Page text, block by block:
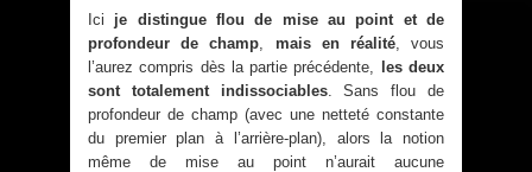
Ici je distingue flou de mise au point et de
profondeur de champ
mais en réalité, vous
l’aurez compris dès la partie précédente,
les deux
sont totalement indissociables. Sans flou de
profondeur de champ (avec une netteté constante
du premier plan à l’arrière-plan), alors la notion
même de mise au point n’aurait aucune